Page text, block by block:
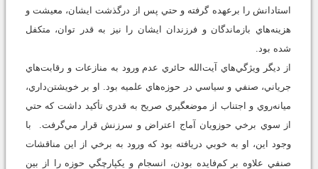
استادانش را برعهده گرفته و حتي پس از درگذشت ايشان، معيشت و
هزينه‌هاي بازماندگان و فرزندان ايشان را نيز به قدر توان، متکفل
شده بود.
از ديگر ويژگي‌هاي آیت‌الله حائري عدم ورود به منازعات و رقابت‌هاي
جرياني، صنفي و سياسي در حوزه‌هاي علميه بود. او بر خويشتن‌داري،
ميانه‌روي و اجتناب از موضعگيري صريح به قدري تأکيد داشت که حتي
از سوي برخي حوزويان آماج اعتراض و سرزنش قرار مي‌گرفت. با
وجود این، او به خوبي دريافته بود که ورود به برخي از اين مناقشات
صنفي علاوه بر کم‌فايده بودن، انسجام و يکپارچگي حوزه را از بين